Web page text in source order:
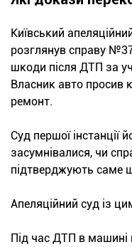
Київський
розглянув справу
шкоди після ДТП за
Власник авто просив
ремонт.
Суд першої інстанції
засумнівалися, чи
підтверджують саме
Апеляційний суд із
Під час ДТП в